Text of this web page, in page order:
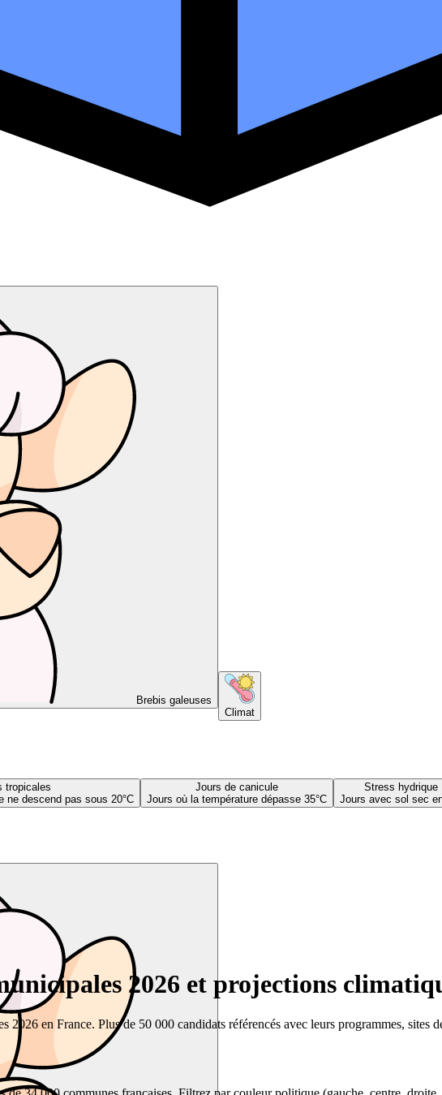
Brebis galeuses
Climat
tropicales
ne descend pas sous 20°C
Jours de canicule
Jours où la température dépasse 35°C
Stress hydrique
Jours avec sol sec
2026 et projections
2026 en France. Plus de 50 000 candidats référencés avec leurs programmes, sites